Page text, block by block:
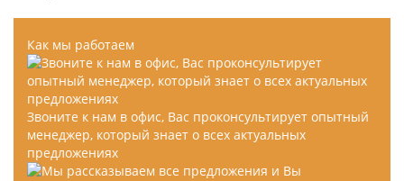
Как мы работаем
Звоните к нам в офис, Вас проконсультирует опытный
менеджер, который знает о всех актуальных
предложениях